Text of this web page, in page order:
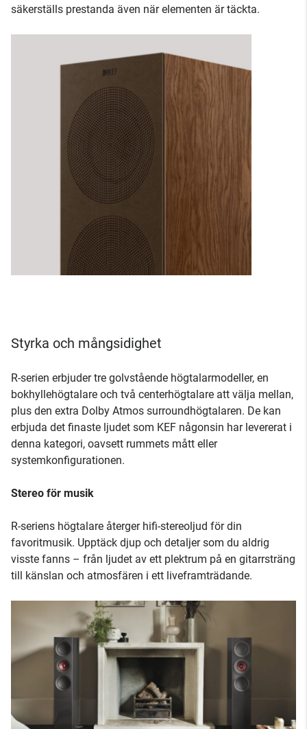
säkerställs prestanda även när elementen är täckta.
Styrka och mångsidighet
R-serien erbjuder tre golvstående högtalarmodeller, en
bokhyllehögtalare och två centerhögtalare att välja mellan,
plus den extra Dolby Atmos surroundhögtalaren. De kan
erbjuda det finaste ljudet som KEF någonsin har levererat i
denna kategori, oavsett rummets mått eller
systemkonfigurationen.
Stereo för musik
R-seriens högtalare återger hifi-stereoljud för din
favoritmusik. Upptäck djup och detaljer som du aldrig
visste fanns – från ljudet av ett plektrum på en gitarrsträng
till känslan och atmosfären i ett liveframträdande.